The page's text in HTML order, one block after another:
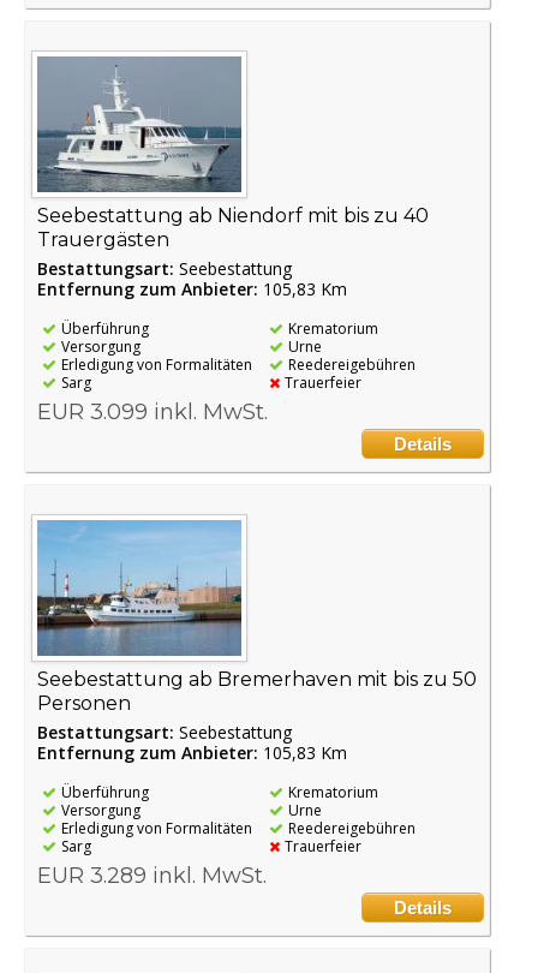
Seebestattung ab Niendorf mit bis zu 40
Trauergästen
Bestattungsart: Seebestattung
Entfernung zum Anbieter: 105,83 Km
Überführung
Versorgung
Erledigung von Formalitäten
Sarg
Krematorium
Urne
Reedereigebühren
Trauerfeier
EUR 3.099 inkl. MwSt.
Details
Seebestattung ab Bremerhaven mit bis zu 50
Personen
Bestattungsart: Seebestattung
Entfernung zum Anbieter: 105,83 Km
Überführung
Versorgung
Erledigung von Formalitäten
Sarg
Krematorium
Urne
Reedereigebühren
Trauerfeier
EUR 3.289 inkl. MwSt.
Details